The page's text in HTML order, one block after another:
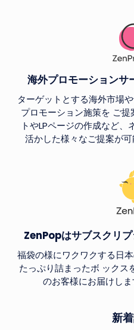
海外プロモーションサ
ターゲットとする海外市場
プロモーション施策を ご
トやLPページの作成など
活かした様々なご提案が可
ZenPopはサブスクリ
福袋の様にワクワクする日
たっぷり詰まったボ ックス
のお客様にお届けしま
新